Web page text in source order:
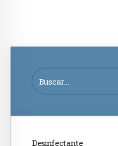
Desinfectante